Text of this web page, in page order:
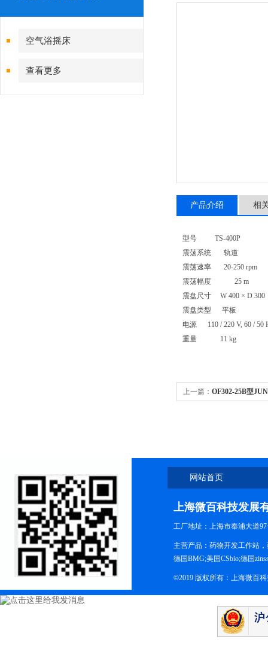
空气浴摇床
查看更多
产品介绍 相
型号 TS-400P
震荡系统 轨道
震荡速率 20-250 rpm
震荡幅度 25 m
震盘尺寸 W 400
震盘类型 平板
电源 110 / 220 V, 60 / 50
重量 11 kg
上一篇： OF302-25B型
网站首页
上海微百科技发展
工厂地址：上海市奉浦大道
主营产品：药物开发工作站
德国BMG;美国CSbio;德国
©2019 版权所有：上海微百